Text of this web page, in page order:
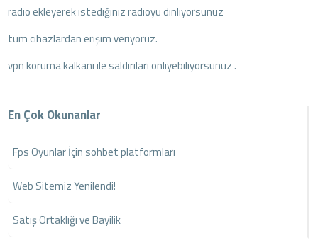
radio ekleyerek istediğiniz radioyu dinliyorsunuz
tüm cihazlardan erişim veriyoruz.
vpn koruma kalkanı ile saldırıları önliyebiliyorsunuz .
En Çok Okunanlar
Fps Oyunlar İçin sohbet platformları
Web Sitemiz Yenilendi!
Satış Ortaklığı ve Bayilik